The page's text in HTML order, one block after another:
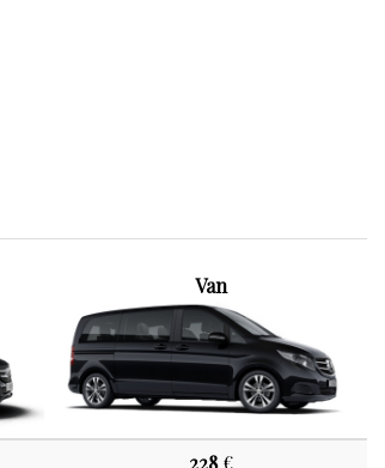
Van
228€